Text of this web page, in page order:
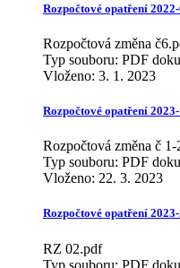
Rozpočtové opatření
Rozpočtová změna
Typ souboru: PDF
Vloženo: 3. 1. 2023
Rozpočtové opatření
Rozpočtová změna č
Typ souboru: PDF
Vloženo: 22. 3. 2023
Rozpočtové opatření
RZ 02.pdf
Typ souboru: PDF